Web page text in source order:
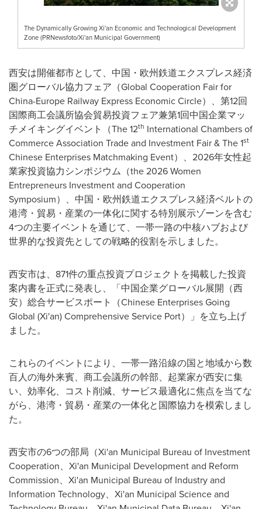
The Dynamically Growing Xi'an Economic and Technological Development
Zone (PRNewsfoto/Xi'an Municipal Government)
西安は開催都市として、中国・欧州鉄道エクスプレス経済
圏グローバル協力フェア（Global Cooperation Fair for
China-Europe Railway Express Economic Circle）、第12回
国際商工会議所協会貿易投資フェア兼第1回中国企業マッ
チメイキングイベント（The 12th International Chambers of
Commerce Association Trade and Investment Fair & The 1st
Chinese Enterprises Matchmaking Event）、2026年女性起
業家投資協力シンポジウム（the 2026 Women
Entrepreneurs Investment and Cooperation
Symposium）、中国・欧州鉄道エクスプレス経済ベルトの
港湾・貿易・産業の一体化に関する特別展示ゾーンを含む
4つの主要イベントを通じて、一帯一路の中核ハブおよび
世界的な投資先としての戦略的役割を示しました。
西安市は、871件の重点投資プロジェクトを掲載した投資
案内書を正式に発表し、「中国企業グローバル展開（西
安）総合サービスポート（Chinese Enterprises Going
Global (Xi'an) Comprehensive Service Port）」を立ち上げ
ました。
これらのイベントにより、一帯一路沿線の国と地域から数
百人の海外来賓、商工会議所の幹部、起業家が西安に集
い、効率化、コスト削減、サービス最適化に焦点を当てな
がら、港湾・貿易・産業の一体化と国際協力を模索しまし
た。
西安市の6つの部局（Xi'an Municipal Bureau of Investment
Cooperation、Xi'an Municipal Development and Reform
Commission、Xi'an Municipal Bureau of Industry and
Information Technology、Xi'an Municipal Science and